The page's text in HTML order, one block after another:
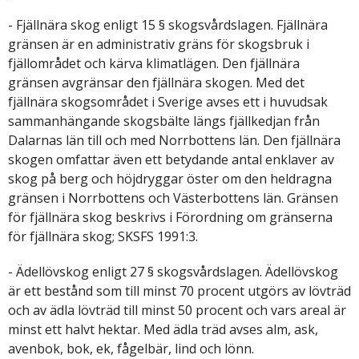
- Fjällnära skog enligt 15 § skogsvårdslagen. Fjällnära
gränsen är en administrativ gräns för skogsbruk i
fjällområdet och kärva klimatlägen. Den fjällnära
gränsen avgränsar den fjällnära skogen. Med det
fjällnära skogsområdet i Sverige avses ett i huvudsak
sammanhängande skogsbälte längs fjällkedjan från
Dalarnas län till och med Norrbottens län. Den fjällnära
skogen omfattar även ett betydande antal enklaver av
skog på berg och höjdryggar öster om den heldragna
gränsen i Norrbottens och Västerbottens län. Gränsen
för fjällnära skog beskrivs i Förordning om gränserna
för fjällnära skog; SKSFS 1991:3.
- Ädellövskog enligt 27 § skogsvårdslagen. Ädellövskog
är ett bestånd som till minst 70 procent utgörs av lövträd
och av ädla lövträd till minst 50 procent och vars areal är
minst ett halvt hektar. Med ädla träd avses alm, ask,
avenbok, bok, ek, fågelbär, lind och lönn.